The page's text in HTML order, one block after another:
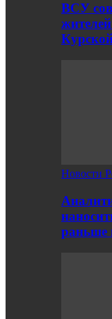
ВСУ
Новости
раньше